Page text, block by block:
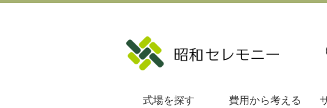
式場を探す 費用から考える